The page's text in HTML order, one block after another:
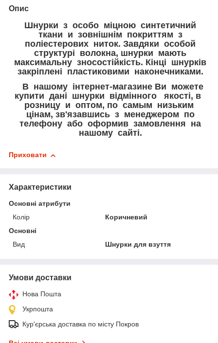
Опис
Шнурки з особо міцною синтетичний
ткани и зовнішнім покриттям з
поліестерових ниток. Завдяки особой
структурі волокна, шнурки мають
максимальну зносостійкість. Кінці шнурків
закріплені пластиковими наконечниками.
В нашому інтернет-магазине Ви можете
купити дані шнурки відмінного якості, в
розницу и оптом, по самым низьким
цінам, зв'язавшись з менеджером по
телефону або оформив замовлення на
нашому сайті.
Приховати
Характеристики
Основні атрибути
Колір
Коричневий
Основні
Вид
Шнурки для взуття
Умови доставки
Нова Пошта
Укрпошта
Кур'єрська доставка по місту Покров